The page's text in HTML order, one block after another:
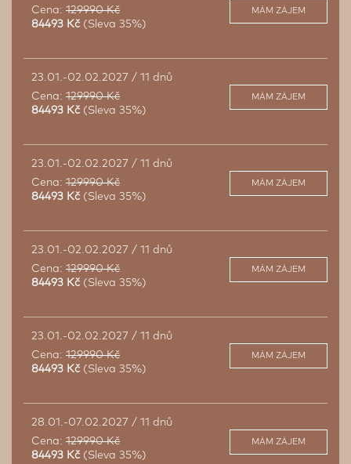
Cena: 129990 Kč
84493 Kč (Sleva 35%)
MÁM ZÁJEM
23.01.-02.02.2027 / 11 dnů
Cena: 129990 Kč
84493 Kč (Sleva 35%)
MÁM ZÁJEM
23.01.-02.02.2027 / 11 dnů
Cena: 129990 Kč
84493 Kč (Sleva 35%)
MÁM ZÁJEM
23.01.-02.02.2027 / 11 dnů
Cena: 129990 Kč
84493 Kč (Sleva 35%)
MÁM ZÁJEM
23.01.-02.02.2027 / 11 dnů
Cena: 129990 Kč
84493 Kč (Sleva 35%)
MÁM ZÁJEM
28.01.-07.02.2027 / 11 dnů
Cena: 129990 Kč
84493 Kč (Sleva 35%)
MÁM ZÁJEM